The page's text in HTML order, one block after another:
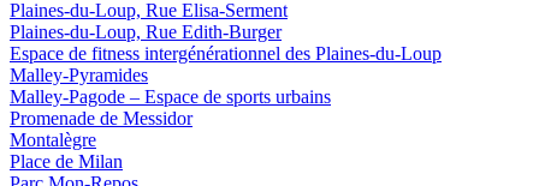
Plaines-du-Loup, Rue Elisa-Serment
Plaines-du-Loup, Rue Edith-Burger
Espace de fitness intergénérationnel des Plaines-du-Loup
Malley-Pyramides
Malley-Pagode – Espace de sports urbains
Promenade de Messidor
Montalègre
Place de Milan